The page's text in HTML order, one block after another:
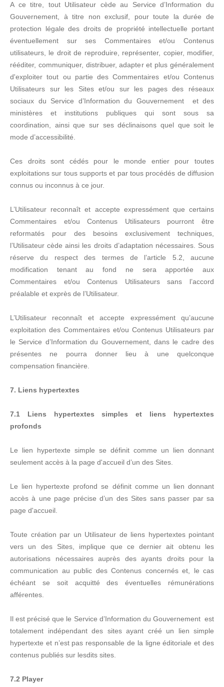
A ce titre, tout Utilisateur cède au Service d’Information du
Gouvernement, à titre non exclusif, pour toute la durée de
protection légale des droits de propriété intellectuelle portant
éventuellement sur ses Commentaires et/ou Contenus
utilisateurs, le droit de reproduire, représenter, copier, modifier,
rééditer, communiquer, distribuer, adapter et plus généralement
d'exploiter tout ou partie des Commentaires et/ou Contenus
Utilisateurs sur les Sites et/ou sur les pages des réseaux
sociaux du Service d’Information du Gouvernement et des
ministères et institutions publiques qui sont sous sa
coordination, ainsi que sur ses déclinaisons quel que soit le
mode d’accessibilité.
Ces droits sont cédés pour le monde entier pour toutes
exploitations sur tous supports et par tous procédés de diffusion
connus ou inconnus à ce jour.
L’Utilisateur reconnaît et accepte expressément que certains
Commentaires et/ou Contenus Utilisateurs pourront être
reformatés pour des besoins exclusivement techniques,
l’Utilisateur cède ainsi les droits d’adaptation nécessaires. Sous
réserve du respect des termes de l’article 5.2, aucune
modification tenant au fond ne sera apportée aux
Commentaires et/ou Contenus Utilisateurs sans l’accord
préalable et exprès de l’Utilisateur.
L’Utilisateur reconnaît et accepte expressément qu’aucune
exploitation des Commentaires et/ou Contenus Utilisateurs par
le Service d’Information du Gouvernement, dans le cadre des
présentes ne pourra donner lieu à une quelconque
compensation financière.
7. Liens hypertextes
7.1 Liens hypertextes simples et liens hypertextes
profonds
Le lien hypertexte simple se définit comme un lien donnant
seulement accès à la page d'accueil d’un des Sites.
Le lien hypertexte profond se définit comme un lien donnant
accès à une page précise d’un des Sites sans passer par sa
page d'accueil.
Toute création par un Utilisateur de liens hypertextes pointant
vers un des Sites, implique que ce dernier ait obtenu les
autorisations nécessaires auprès des ayants droits pour la
communication au public des Contenus concernés et, le cas
échéant se soit acquitté des éventuelles rémunérations
afférentes.
Il est précisé que le Service d’Information du Gouvernement est
totalement indépendant des sites ayant créé un lien simple
hypertexte et n’est pas responsable de la ligne éditoriale et des
contenus publiés sur lesdits sites.
7.2 Player